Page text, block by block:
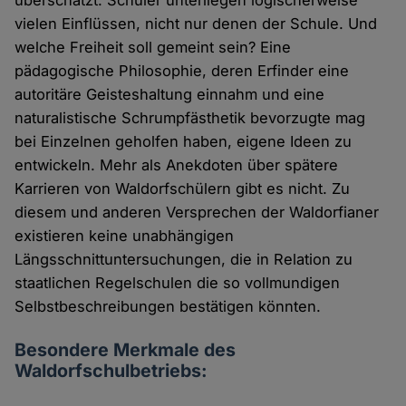
vielen Einflüssen, nicht nur denen der Schule. Und
welche Freiheit soll gemeint sein? Eine
pädagogische Philosophie, deren Erfinder eine
autoritäre Geisteshaltung einnahm und eine
naturalistische Schrumpfästhetik bevorzugte mag
bei Einzelnen geholfen haben, eigene Ideen zu
entwickeln. Mehr als Anekdoten über spätere
Karrieren von Waldorfschülern gibt es nicht. Zu
diesem und anderen Versprechen der Waldorfianer
existieren keine unabhängigen
Längsschnittuntersuchungen, die in Relation zu
staatlichen Regelschulen die so vollmundigen
Selbstbeschreibungen bestätigen könnten.
Besondere Merkmale des
Waldorfschulbetriebs: